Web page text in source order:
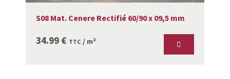
S08 Mat. Cenere Rectifié 60/90 x 09,5 mm
34.99 € TTC / m²